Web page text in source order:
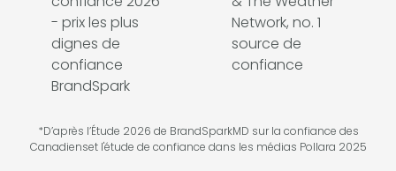
*D’après l’Étude 2026 de BrandSparkMD sur la confiance des
Canadienset l'étude de confiance dans les médias Pollara 2025